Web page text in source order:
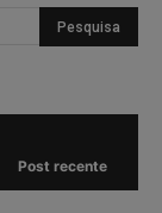
Post recente